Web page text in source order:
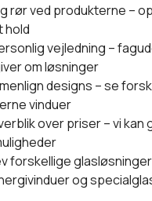
rør ved produkterne –
vejledning –
om løsninger
designs – se
vinduer
over priser – vi kan
forskellige
og